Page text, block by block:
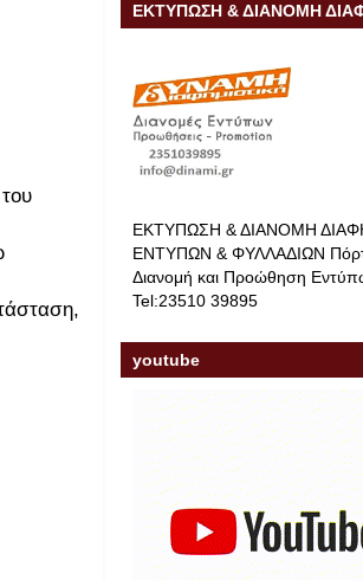
ΕΚΤΥΠΩΣΗ & ΔΙΑΝΟΜΗ
ΕΚΤΥΠΩΣΗ & ΔΙΑΝΟΜΗ
ΕΝΤΥΠΩΝ & ΦΥΛΛΑΔΙΩΝ
Διανομή και Προώθηση
Tel:23510 39895
youtube